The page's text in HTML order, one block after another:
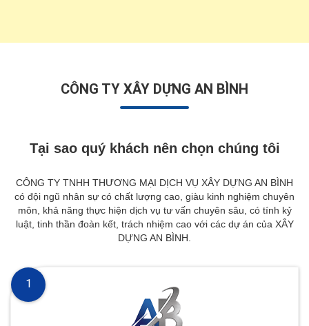
CÔNG TY XÂY DỰNG AN BÌNH
Tại sao quý khách nên chọn chúng tôi
CÔNG TY TNHH THƯƠNG MẠI DỊCH VỤ XÂY DỰNG AN BÌNH
có đội ngũ nhân sự có chất lượng cao, giàu kinh nghiệm chuyên
môn, khả năng thực hiện dịch vụ tư vấn chuyên sâu, có tính kỷ
luật, tinh thần đoàn kết, trách nhiệm cao với các dự án của XÂY
DỰNG AN BÌNH.
1